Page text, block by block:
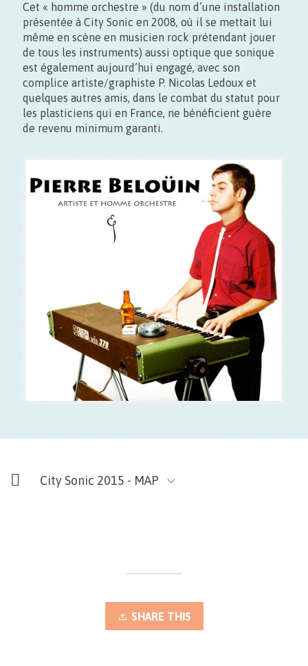
Cet « homme orchestre » (du nom d’une installation
présentée à City Sonic en 2008, où il se mettait lui
même en scène en musicien rock prétendant jouer
de tous les instruments) aussi optique que sonique
est également aujourd’hui engagé, avec son
complice artiste/graphiste P. Nicolas Ledoux et
quelques autres amis, dans le combat du statut pour
les plasticiens qui en France, ne bénéficient guère
de revenu minimum garanti.
City Sonic 2015 - MAP
SHARE THIS